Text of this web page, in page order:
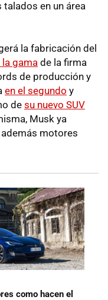
en un área
la fabricación del
gama de la firma
de producción y
en el segundo y
de su nuevo SUV
Musk ya
motores
como hacen el